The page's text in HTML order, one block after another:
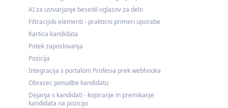
AI za ustvarjanje besedil oglasov za delo
Filtracijski elementi - prakticni primeri uporabe
Kartica kandidata
Potek zaposlovanja
Pozicija
Integracija s portalom Profesia prek webhooka
Obrazec ponudbe kandidatu
Dejanja s kandidati - kopiranje in premikanje
kandidata na pozicijo